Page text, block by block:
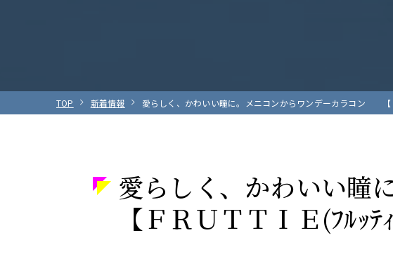
TOP 新着情報 愛らしく、かわいい瞳に。メニコンからワンデーカラコン 【
愛らしく、かわいい
【ＦＲＵＴＴＩＥ(ﾌﾙｯﾃ